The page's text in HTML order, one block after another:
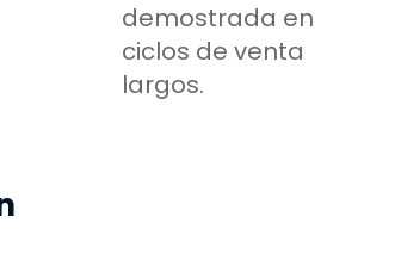
demostrada en
ciclos de venta
largos.